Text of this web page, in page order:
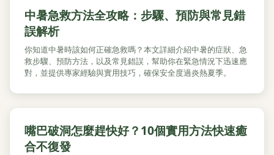
中暑急救方法全攻略：步驟、預防與常見錯
誤解析
你知道中暑時該如何正確急救嗎？本文詳細介紹中暑的症狀、急
救步驟、預防方法，以及常見錯誤，幫助你在緊急情況下迅速應
對，並提供專家經驗與實用技巧，確保安全度過炎熱夏季。
嘴巴破洞怎麼趕快好？10個實用方法快速癒
合不復發